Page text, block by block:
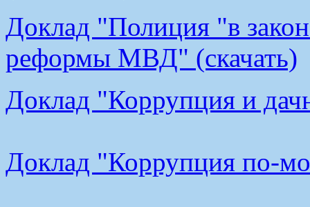
Доклад "Полиция "в
реформы МВД" (скачать)
Доклад "Коррупция и
Доклад "Коррупция по-